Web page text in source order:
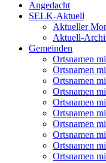
Angedacht
SELK-Aktuell
Aktueller
Aktuell-
Gemeinden
Ortsnamen
Ortsnamen
Ortsnamen
Ortsnamen
Ortsnamen
Ortsnamen
Ortsnamen
Ortsnamen
Ortsnamen
Ortsnamen